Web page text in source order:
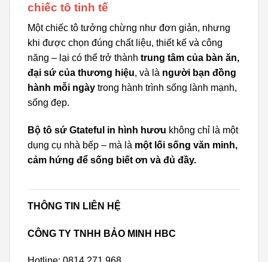
chiếc tô tinh tế
Một chiếc tô tưởng chừng như đơn giản, nhưng
khi được chọn đúng chất liệu, thiết kế và công
năng – lại có thể trở thành trung tâm của bàn ăn,
đại sứ của thương hiệu, và là người bạn đồng
hành mỗi ngày trong hành trình sống lành mạnh,
sống đẹp.
Bộ tô sứ Gtateful in hình hươu không chỉ là một
dụng cụ nhà bếp – mà là một lối sống văn minh,
cảm hứng để sống biết ơn và đủ đầy.
THÔNG TIN LIÊN HỆ
CÔNG TY TNHH BẢO MINH HBC